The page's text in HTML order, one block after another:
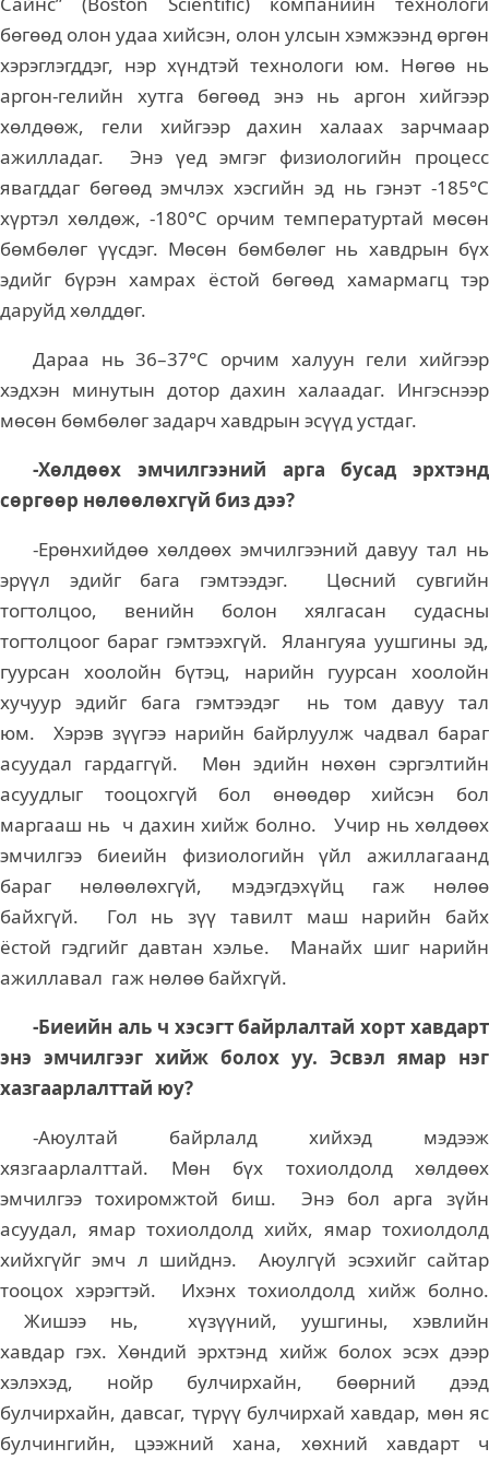
бөгөөд олон удаа хийсэн, олон улсын хэмжээнд өргөн
хэрэглэгддэг, нэр хүндтэй технологи юм. Нөгөө нь
аргон-гелийн хутга бөгөөд энэ нь аргон хийгээр
хөлдөөж, гели хийгээр дахин халаах зарчмаар
ажилладаг. Энэ үед эмгэг физиологийн процесс
явагддаг бөгөөд эмчлэх хэсгийн эд нь гэнэт -185°C
хүртэл хөлдөж, -180°C орчим температуртай мөсөн
бөмбөлөг үүсдэг. Мөсөн бөмбөлөг нь хавдрын бүх
эдийг бүрэн хамрах ёстой бөгөөд хамармагц тэр
даруйд хөлддөг.
Дараа нь 36–37°C орчим халуун гели хийгээр
хэдхэн минутын дотор дахин халаадаг. Ингэснээр
мөсөн бөмбөлөг задарч хавдрын эсүүд устдаг.
-Хөлдөөх эмчилгээний арга бусад эрхтэнд
сөргөөр нөлөөлөхгүй биз дээ?
-Ерөнхийдөө хөлдөөх эмчилгээний давуу тал нь
эрүүл эдийг бага гэмтээдэг. Цөсний сувгийн
тогтолцоо, венийн болон хялгасан судасны
тогтолцоог бараг гэмтээхгүй. Ялангуяа уушгины эд,
гуурсан хоолойн бүтэц, нарийн гуурсан хоолойн
хучуур эдийг бага гэмтээдэг нь том давуу тал
юм. Хэрэв зүүгээ нарийн байрлуулж чадвал бараг
асуудал гардаггүй. Мөн эдийн нөхөн сэргэлтийн
асуудлыг тооцохгүй бол өнөөдөр хийсэн бол
маргааш нь ч дахин хийж болно. Учир нь хөлдөөх
эмчилгээ биеийн физиологийн үйл ажиллагаанд
бараг нөлөөлөхгүй, мэдэгдэхүйц гаж нөлөө
байхгүй. Гол нь зүү тавилт маш нарийн байх
ёстой гэдгийг давтан хэлье. Манайх шиг нарийн
ажиллавал гаж нөлөө байхгүй.
-Биеийн аль ч хэсэгт байрлалтай хорт хавдарт
энэ эмчилгээг хийж болох уу. Эсвэл ямар нэг
хазгаарлалттай юу?
-Аюултай байрлалд хийхэд мэдээж
хязгаарлалттай. Мөн бүх тохиолдолд хөлдөөх
эмчилгээ тохиромжтой биш. Энэ бол арга зүйн
асуудал, ямар тохиолдолд хийх, ямар тохиолдолд
хийхгүйг эмч л шийднэ. Аюулгүй эсэхийг сайтар
тооцох хэрэгтэй. Ихэнх тохиолдолд хийж болно.
Жишээ нь, хүзүүний, уушгины, хэвлийн
хавдар гэх. Хөндий эрхтэнд хийж болох эсэх дээр
хэлэхэд, нойр булчирхайн, бөөрний дээд
булчирхайн, давсаг, түрүү булчирхай хавдар, мөн яс
булчингийн, цээжний хана, хөхний хавдарт ч